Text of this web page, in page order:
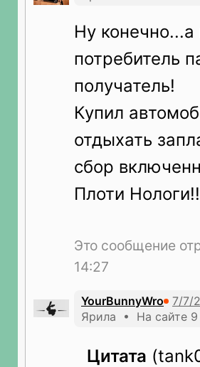
Ну конечно...а
потребитель
получатель!
Купил
отдыхать
сбор
Плоти
Это сообщение
14:27
YourBunnyWro
Ярила • На сайте 9
Цитата